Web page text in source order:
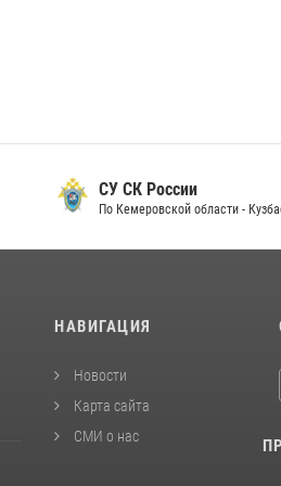
СУ СК России
По Кемеровской области -
НАВИГАЦИЯ
Новости
Карта сайта
СМИ о нас